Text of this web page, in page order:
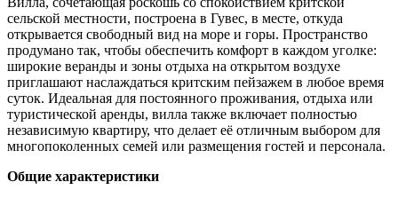
сельской местности, построена в Гувес, в месте, откуда
открывается свободный вид на море и горы. Пространство
продумано так, чтобы обеспечить комфорт в каждом уголке:
широкие веранды и зоны отдыха на открытом воздухе
приглашают наслаждаться критским пейзажем в любое время
суток. Идеальная для постоянного проживания, отдыха или
туристической аренды, вилла также включает полностью
независимую квартиру, что делает её отличным выбором для
многопоколенных семей или размещения гостей и персонала.
Общие характеристики